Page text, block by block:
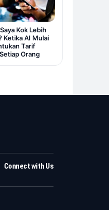
Kok Lebih
Ketika AI Mulai
Tarif
Orang
Connect with Us